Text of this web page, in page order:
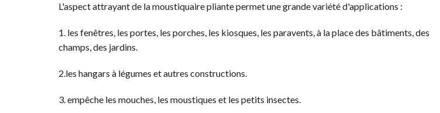
L'aspect attrayant de la moustiquaire pliante permet une grande variété d'applications :
1. les fenêtres, les portes, les porches, les kiosques, les paravents, à la place des bâtiments, des
champs, des jardins.
2.les hangars à légumes et autres constructions.
3. empêche les mouches, les moustiques et les petits insectes.